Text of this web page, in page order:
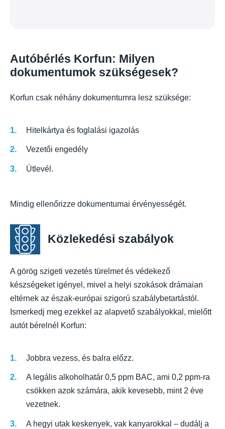
Autóbérlés Korfun: Milyen
dokumentumok szükségesek?
Korfun csak néhány dokumentumra lesz szüksége:
Hitelkártya és foglalási igazolás
Vezetői engedély
Útlevél.
Mindig ellenőrizze dokumentumai érvényességét.
Közlekedési szabályok
A görög szigeti vezetés türelmet és védekező
készségeket igényel, mivel a helyi szokások drámaian
eltérnek az észak-európai szigorú szabálybetartástól.
Ismerkedj meg ezekkel az alapvető szabályokkal, mielőtt
autót bérelnél Korfun:
Jobbra vezess, és balra előzz.
A legális alkoholhatár 0,5 ppm BAC, ami 0,2 ppm-ra
csökken azok számára, akik kevesebb, mint 2 éve
vezetnek.
A hegyi utak keskenyek, vak kanyarokkal – dudálj a